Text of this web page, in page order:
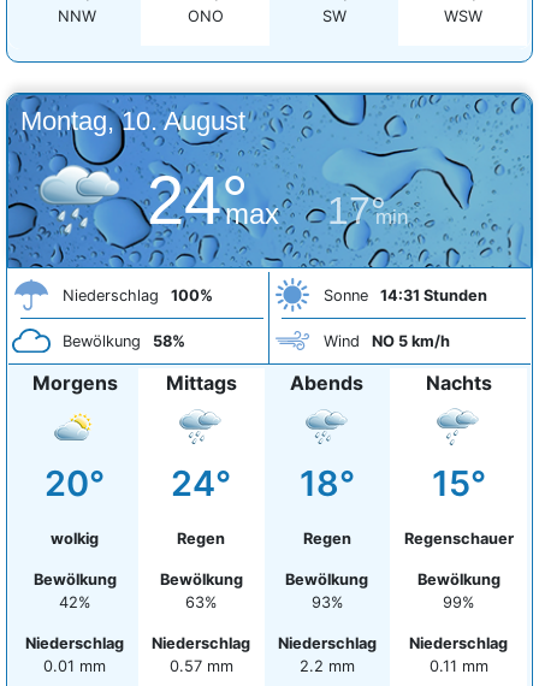
NNW
ONO
SW
WSW
Montag, 10. August
24°
max 17°
min
Niederschlag 100%
Bewölkung 58%
Sonne 14:31 Stunden
Wind NO 5 km/h
Morgens
20°
wolkig
Bewölkung
42%
Niederschlag
0.01 mm
Mittags
24°
Regen
Bewölkung
63%
Niederschlag
0.57 mm
Abends
18°
Regen
Bewölkung
93%
Niederschlag
2.2 mm
Nachts
15°
Regenschauer
Bewölkung
99%
Niederschlag
0.11 mm